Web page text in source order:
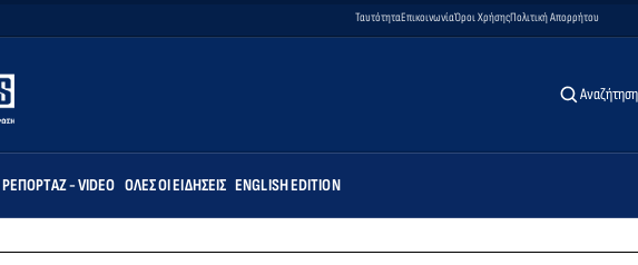
ΤαυτότηταΕπικοινωνίαΌροι ΧρήσηςΠολιτική Απορρήτου
Αναζήτηση
ΡΕΠΟΡΤΆΖ - VIDEO ΌΛΕΣ ΟΙ ΕΙΔΉΣΕΙΣ ENGLISH EDITION